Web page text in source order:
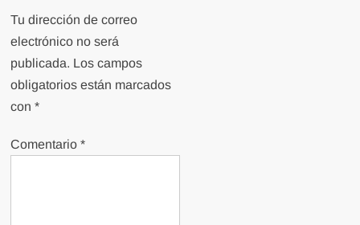
Tu dirección de correo
electrónico no será
publicada. Los campos
obligatorios están marcados
con*
Comentario*